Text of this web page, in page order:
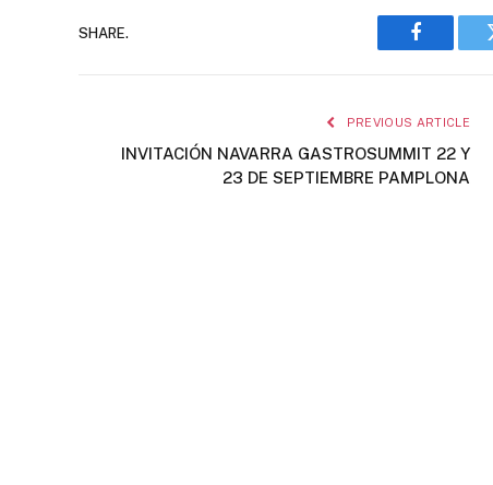
SHARE.
Facebook
PREVIOUS ARTICLE
INVITACIÓN NAVARRA GASTROSUMMIT 22 Y
23 DE SEPTIEMBRE PAMPLONA